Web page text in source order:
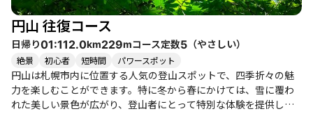
円山 往復コース
日帰り01:112.0km229mコース定数5 （やさしい）
絶景 初心者 短時間 パワースポット
円山は札幌市内に位置する人気の登山スポットで、四季折々の魅
力を楽しむことができます。特に冬から春にかけては、雪に覆わ
れた美しい景色が広がり、登山者にとって特別な体験を提供しま